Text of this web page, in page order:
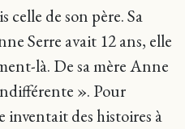
celle de son père. Sa
Serre avait 12 ans, elle
là. De sa mère Anne
». Pour
des histoires à